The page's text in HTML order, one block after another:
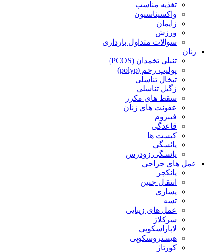
تغذیه مناسب
واکسیناسیون
زایمان
ورزش
سوالات متداول بارداری
زنان
تنبلی تخمدان (PCOS)
پولیپ رحم (polyp)
تبخال تناسلی
زگیل تناسلی
سقط های مکرر
عفونت های زنان
فیبروم
قاعدگی
کیست ها
یائسگی
یائسگی زودرس
عمل های جراحی
پانکچر
انتقال جنین
پساری
تسه
عمل های زیبایی
سرکلاژ
لاپاراسکوپی
هیستروسکوپی
کورتاژ